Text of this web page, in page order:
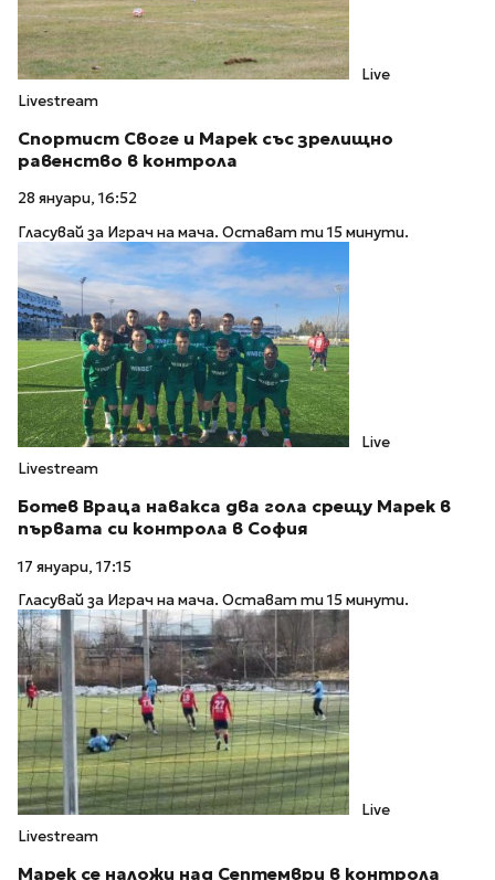
Live
Livestream
Спортист Своге и Марек със зрелищно
равенство в контрола
28 януари, 16:52
Гласувай за Играч на мача. Остават ти 15 минути.
Live
Livestream
Ботев Враца навакса два гола срещу Марек в
първата си контрола в София
17 януари, 17:15
Гласувай за Играч на мача. Остават ти 15 минути.
Live
Livestream
Марек се наложи над Септември в контрола